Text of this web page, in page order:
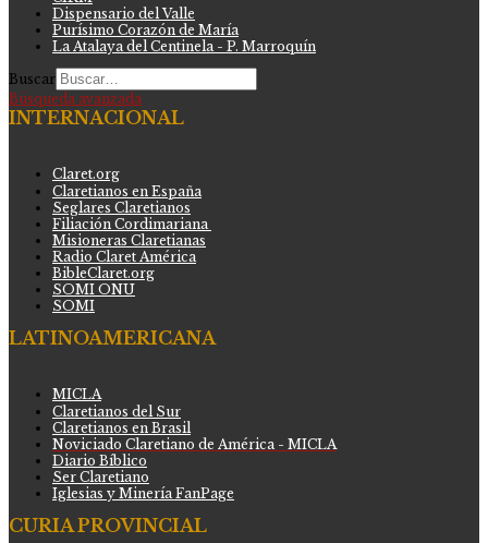
Dispensario del Valle
Purísimo Corazón de María
La Atalaya del Centinela - P. Marroquín
Buscar
Búsqueda avanzada
INTERNACIONAL
Claret.org
Claretianos en España
Seglares Claretianos
Filiación Cordimariana
Misioneras Claretianas
Radio Claret América
BibleClaret.org
SOMI ONU
SOMI
LATINOAMERICANA
MICLA
Claretianos del Sur
Claretianos en Brasil
Noviciado Claretiano de América - MICLA
Diario Bíblico
Ser Claretiano
Iglesias y Minería FanPage
CURIA PROVINCIAL